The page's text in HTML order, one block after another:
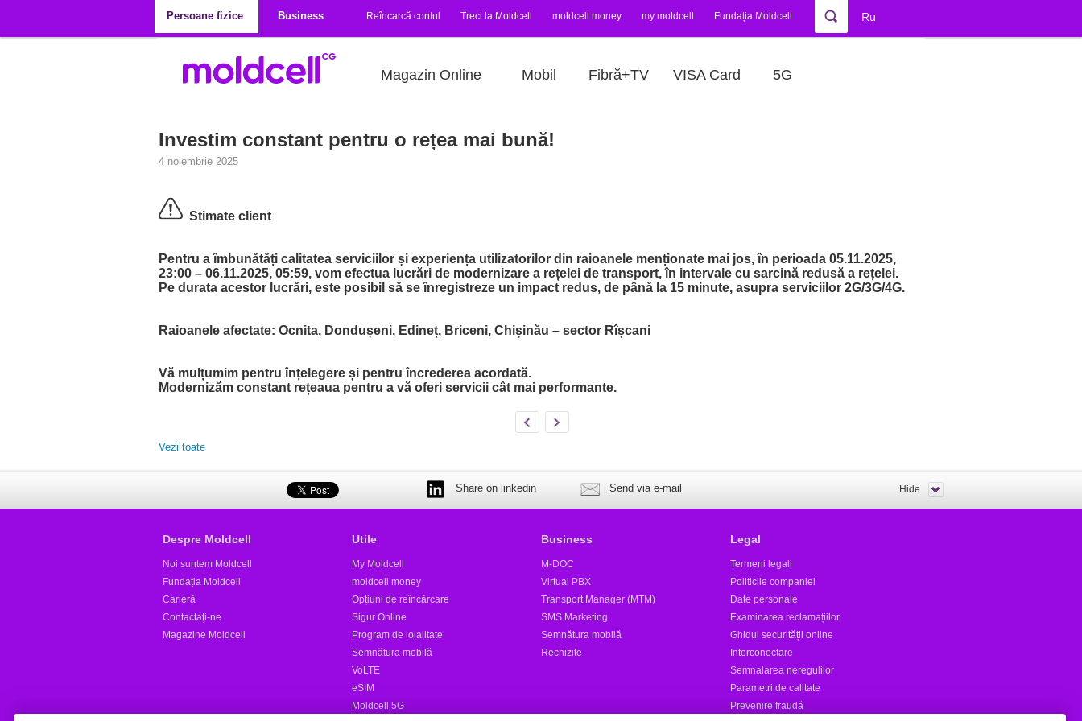
Persoane fizice
Business Reîncarcă contul Treci la Moldcell moldcell money my moldcell Fundația Moldcell Ru
Magazin Online Mobil Fibră+TV VISA Card 5G
Investim constant pentru o rețea mai bună!
4 noiembrie 2025
Stimate client
Pentru a îmbunătăți calitatea serviciilor și experiența utilizatorilor din raioanele menționate mai jos, în perioada 05.11.2025,
23:00 – 06.11.2025, 05:59, vom efectua lucrări de modernizare a rețelei de transport, în intervale cu sarcină redusă a rețelei.
Pe durata acestor lucrări, este posibil să se înregistreze un impact redus, de până la 15 minute, asupra serviciilor 2G/3G/4G.
Raioanele afectate: Ocnita, Dondușeni, Edineț, Briceni, Chișinău – sector Rîșcani
Vă mulțumim pentru înțelegere și pentru încrederea acordată.
Modernizăm constant rețeaua pentru a vă oferi servicii cât mai performante.
Vezi toate
Share on linkedin Send via e-mail Hide
Despre Moldcell
Noi suntem Moldcell
Fundația Moldcell
Carieră
Contactaţi-ne
Magazine Moldcell
Utile
My Moldcell
moldcell money
Opțiuni de reîncărcare
Sigur Online
Program de loialitate
Semnătura mobilă
VoLTE
eSIM
Moldcell 5G
Business
M-DOC
Virtual PBX
Transport Manager (MTM)
SMS Marketing
Semnătura mobilă
Rechizite
Legal
Termeni legali
Politicile companiei
Date personale
Examinarea reclamațiilor
Ghidul securității online
Interconectare
Semnalarea neregulilor
Parametri de calitate
Prevenire fraudă